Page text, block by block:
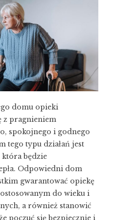
domu opieki
z pragnieniem
spokojnego i godnego
tego typu działań jest
będzie
Odpowiedni dom
gwarantować opiekę
do wieku i
a również stanowić
poczuć się bezpiecznie i